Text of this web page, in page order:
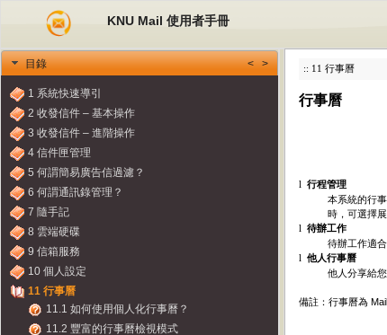
KNU Mail 使用者手冊
目錄 < >
1 系統快速導引
2 收發信件 – 基本操作
3 收發信件 – 進階操作
4 信件匣管理
5 何謂簡易廣告信過濾？
6 何謂通訊錄管理？
7 隨手記
8 雲端硬碟
9 信箱服務
10 個人設定
11 行事曆
11.1 如何使用個人化行事曆？
11.2 豐富的行事曆檢視模式
:: 11 行事曆
行事曆
l 行程管理
本系統的行
時，可選擇
l 待辦工作
待辦工作適
l 他人行事曆
他人分享給
備註：行事曆為